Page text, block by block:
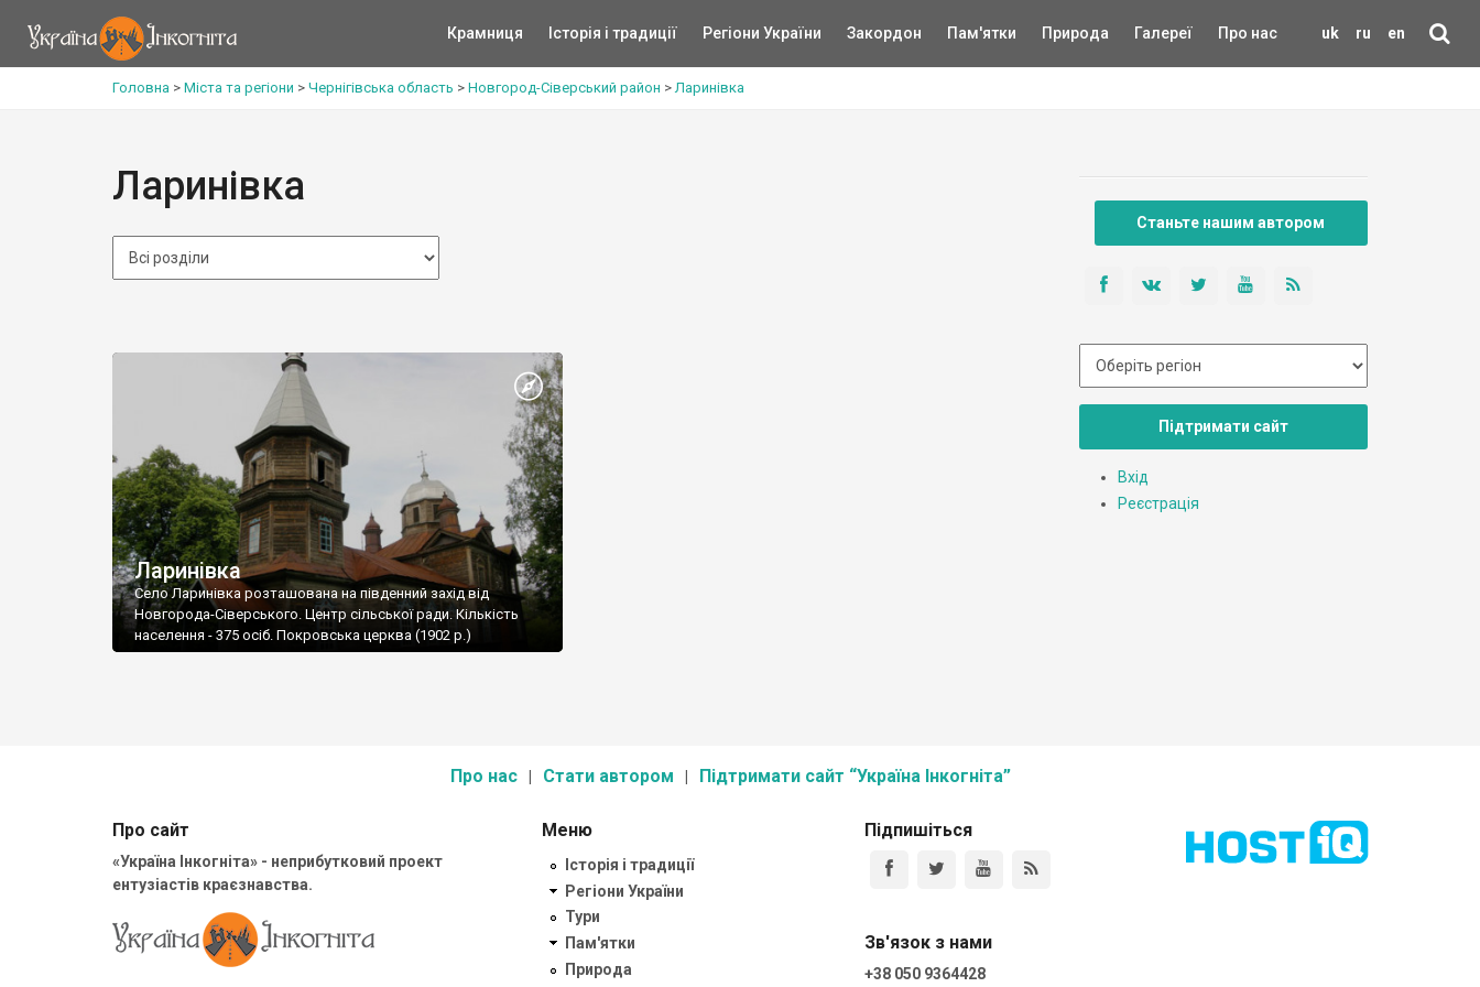
uk ru en
Крамниця Історія і традиції Регіони України Закордон Пам'ятки Природа Галереї Про нас
Головна > Міста та регіони > Чернігівська область > Новгород-Сіверський район >Ларинівка
Ларинівка
Ларинівка
Село Ларинівка розташована на південний захід від
Новгорода-Сіверського. Центр сільської ради. Кількість
населення - 375 осіб. Покровська церква (1902 р.)
Станьте нашим автором
Підтримати сайт
Вхід
Реєстрація
Про нас Стати автором Підтримати сайт “Україна Інкогніта”
Про сайт
«Україна Інкогніта» - неприбутковий проект
ентузіастів краєзнавства.
Меню
Історія і традиції
Регіони України
Тури
Пам'ятки
Природа
Підпишіться
Зв'язок з нами
+38 050 9364428